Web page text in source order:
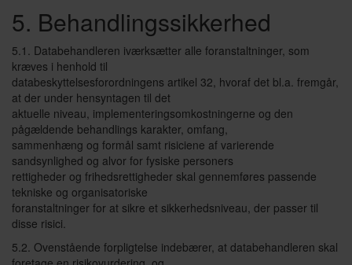
5. Behandlingssikkerhed
5.1. Databehandleren iværksætter alle foranstaltninger, som
kræves i henhold til
databeskyttelsesforordningens artikel 32, hvoraf det bl.a. fremgår,
at der under hensyntagen til det
aktuelle niveau, implementeringsomkostningerne og den
pågældende behandlings karakter, omfang,
sammenhæng og formål samt risiciene af varierende
sandsynlighed og alvor for fysiske personers
rettigheder og frihedsrettigheder skal gennemføres passende
tekniske og organisatoriske
foranstaltninger for at sikre et sikkerhedsniveau, der passer til
disse risici.
5.2. Ovenstående forpligtelse indebærer, at databehandleren skal